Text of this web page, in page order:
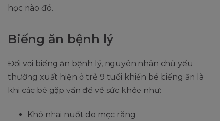
học nào đó.
Biếng ăn bệnh lý
Đối với biếng ăn bệnh lý, nguyên nhân chủ yếu
thường xuất hiện ở trẻ 9 tuổi khiến bé biếng ăn là
khi các bé gặp vấn đề về sức khỏe như:
Khó nhai nuốt do mọc răng